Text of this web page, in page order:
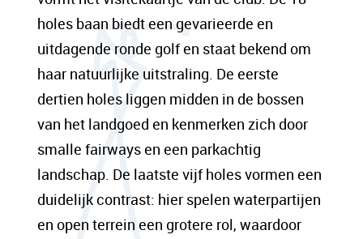
lorem dolor.
holes baan biedt een gevarieerde en
uitdagende ronde golf en staat bekend om
haar natuurlijke uitstraling. De eerste
dertien holes liggen midden in de bossen
van het landgoed en kenmerken zich door
smalle fairways en een parkachtig
landschap. De laatste vijf holes vormen een
duidelijk contrast: hier spelen waterpartijen
en open terrein een grotere rol, waardoor